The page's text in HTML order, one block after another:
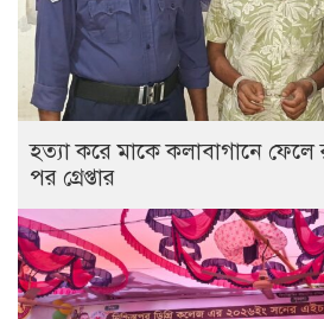
হত্যা করে মাকে কলাবাগানে ফেলে
পর গ্রেপ্তার